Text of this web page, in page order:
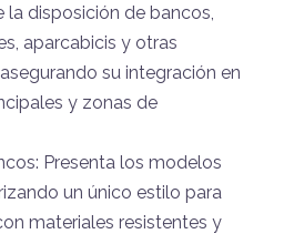
la disposición de bancos,
aparcabicis y otras
su integración en
y zonas de
Presenta los modelos
un único estilo para
materiales resistentes y